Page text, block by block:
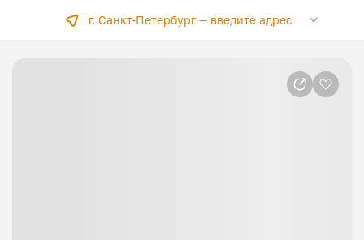
г. Санкт-Петербург —введите адрес